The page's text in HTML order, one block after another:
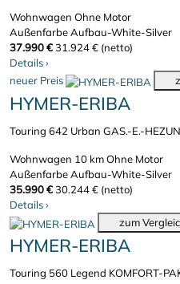
Wohnwagen Ohne Motor
Außenfarbe Aufbau-White-Silver
37.990 €31.924 € (netto)
Details›
neuer Preis
HYMER-ERIBA
Touring 642 Urban GAS.-E.-
Wohnwagen 10 kmOhne Motor
Außenfarbe Aufbau-White-Silver
35.990 €30.244 € (netto)
Details›
zum
HYMER-ERIBA
Touring 560 Legend KOMFORT-